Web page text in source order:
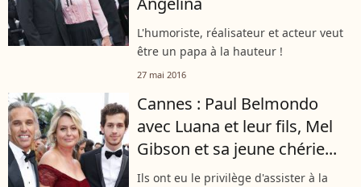
L'humoriste, réalisateur et acteur veut
être un papa à la hauteur !
27 mai 2016
Cannes : Paul Belmondo
avec Luana et leur fils, Mel
Gibson et sa jeune chérie...
Ils ont eu le privilège d'assister à la